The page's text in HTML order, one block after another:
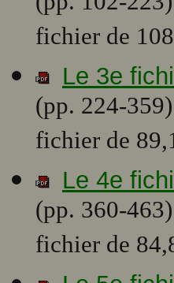
fichier de
Le 3e
(pp. 224-
fichier de
Le 4e
(pp. 360-
fichier de